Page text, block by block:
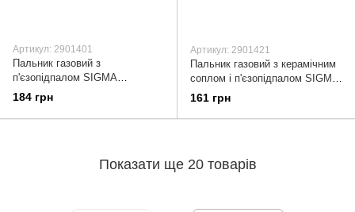
Артикул: 2901401
Пальник газовий з
п'єзопідпалом SIGMA
(2901401)
184 грн
Артикул: 2901421
Пальник газовий з керамічним
соплом і п'єзопідпалом SIGMA
(2901421)
161 грн
Показати ще 20 товарів